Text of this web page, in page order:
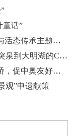
童话”
国际视野下的“泉・城文化景观”协同保护与活态传承主题系列活动在济南启动
外眼看济南｜一条水路，千年泉韵：从趵突泉到大明湖的CityWalk
泉城济南走进“音乐之都”维也纳：文旅为桥，促中奥友好交流
观”申遗献策